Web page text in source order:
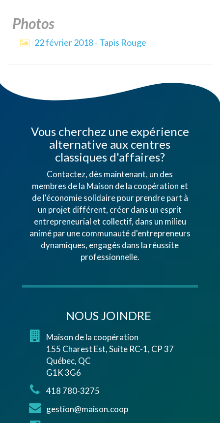
Photos
22 février 2018 - Tapis Rouge
Vous cherchez une expérience
alternative aux centres
classiques d'affaires?
Contactez, dès maintenant, un des
membres de la Maison de la coopération et
de l'économie solidaire pour prendre part à
un projet différent, créer dans un esprit
entrepreneurial et collectif, dans un milieu
animé par une communauté d'entrepreneurs
dynamiques, engagés dans la réussite
professionnelle.
NOUS JOINDRE
Maison de la coopération
155 Charest Est, Suite RC-1, CP 37
Québec, QC
G1K 3G6
418 780-3275
gestion@maison.coop